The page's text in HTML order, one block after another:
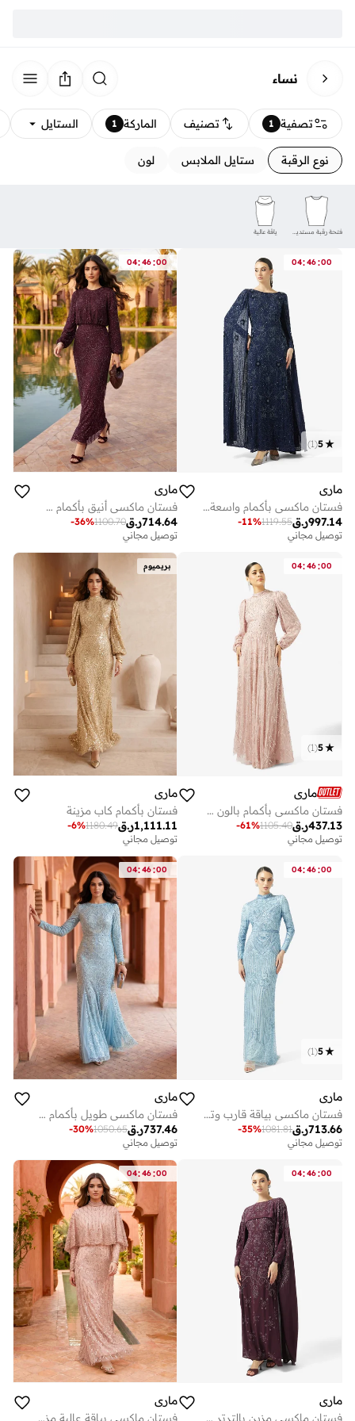
نساء
تصفية 1 تصنيف الماركة 1 الستايل
نوع الرقبة ستايل الملابس لون
فتحة رقبة مستديرة ياقة عالية
04:46:00
5
(
1
)
ماري
فستان ماكسي بأكمام واسعة مزين بالترتر
ر.ق997.14
1119.55
-11%
توصيل مجاني
04:46:00
ماري
فستان ماكسي أنيق بأكمام طويلة مزين بالترتر
ر.ق714.64
1100.70
-36%
توصيل مجاني
04:46:00
5
(
1
)
ماري
فستان ماكسي بأكمام بالون مزينة
ر.ق437.13
1105.40
-61%
توصيل مجاني
بريميوم
ماري
فستان بأكمام كاب مزينة
ر.ق1,111.11
1180.49
-6%
توصيل مجاني
04:46:00
5
(
1
)
ماري
فستان ماكسي بياقة قارب وترتر
ر.ق713.66
1081.81
-35%
توصيل مجاني
04:46:00
ماري
فستان ماكسي طويل بأكمام طويلة مرصع بالترتر
ر.ق737.46
1050.65
-30%
توصيل مجاني
04:46:00
ماري
فستان ماكسي مزين بالترتر وأكمام كاب
04:46:00
ماري
فستان ماكسي بياقة عالية مزين